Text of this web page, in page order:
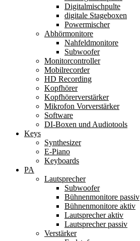
Digitalmischpulte
digitale Stageboxen
Powermischer
Abhörmonitore
Nahfeldmonitore
Subwoofer
Monitorcontroller
Mobilrecorder
HD Recording
Kopfhörer
Kopfhörerverstärker
Mikrofon Vorverstärker
Software
DI-Boxen und Audiotools
Keys
Synthesizer
E-Piano
Keyboards
PA
Lautsprecher
Subwoofer
Bühnenmonitore passiv
Bühnenmonitore aktiv
Lautsprecher aktiv
Lautsprecher passiv
Verstärker